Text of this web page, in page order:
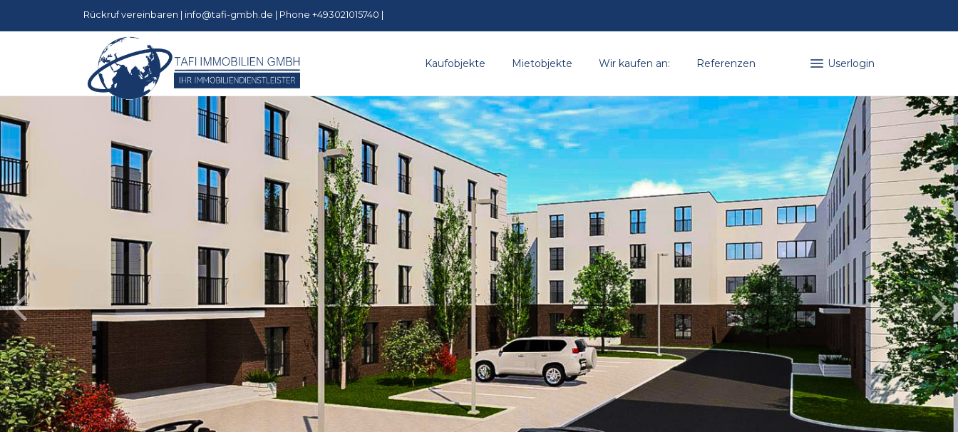
Rückruf vereinbaren | info@tafi-gmbh.de | Phone +493021015740 |
Userlogin
Kaufobjekte Mietobjekte Wir kaufen an: Referenzen